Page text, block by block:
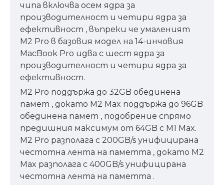
чипа включва осем ядра за
производителност и четири ядра за
ефективност , въпреки че умаленият
M2 Pro в базовия модел на 14-инчовия
MacBook Pro идва с шест ядра за
производителност и четири ядра за
ефективност.
M2 Pro поддържа до 32GB обединена
памет , докато M2 Max поддържа до 96GB
обединена памет , подобрение спрямо
предишния максимум от 64GB с M1 Max.
M2 Pro разполага с 200GB/s унифицирана
честотна лента на паметта , докато M2
Max разполага с 400GB/s унифицирана
честотна лента на паметта .